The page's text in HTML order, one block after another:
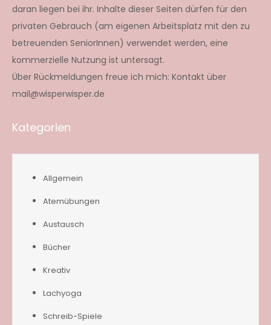
daran liegen bei ihr. Inhalte dieser Seiten dürfen für den
privaten Gebrauch (am eigenen Arbeitsplatz mit den zu
betreuenden SeniorInnen) verwendet werden, eine
kommerzielle Nutzung ist untersagt.
Über Rückmeldungen freue ich mich: Kontakt über
mail@wisperwisper.de
Kategorien
Allgemein
Atemübungen
Austausch
Bücher
Kreativ
Lachyoga
Schreib-Spiele